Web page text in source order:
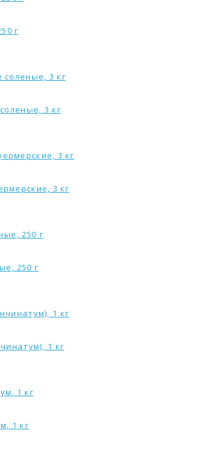
г
3 кг
3 кг
250 г
1 кг
1 кг